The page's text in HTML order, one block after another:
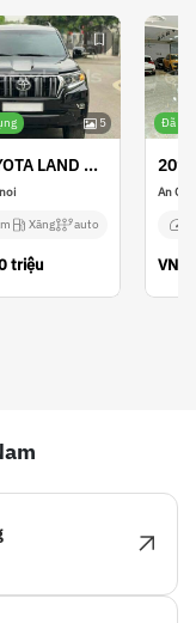
5
2019 TOYOTA LAND CRUISER PRADO
Xăng auto
triệu
Đã
An
VND